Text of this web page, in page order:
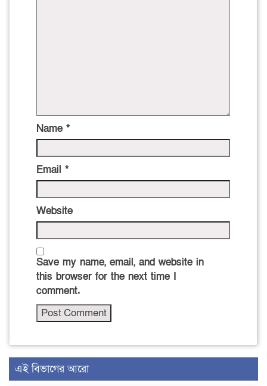
Name *
Email *
Website
Save my name, email, and website in
this browser for the next time I
comment.
এই বিভাগের আরো